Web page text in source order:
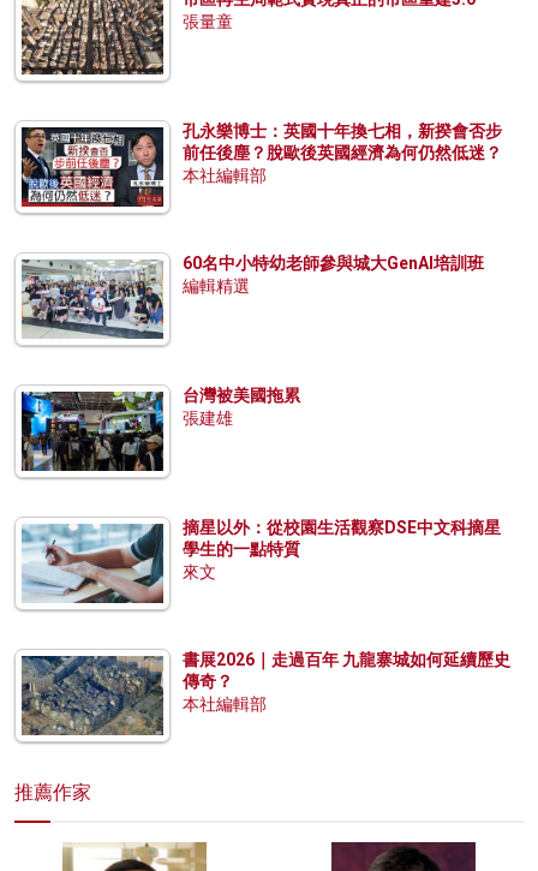
張量童
孔永樂博士：英國十年換七相，新揆會否步
前任後塵？脫歐後英國經濟為何仍然低迷？
本社編輯部
60名中小特幼老師參與城大GenAI培訓班
編輯精選
台灣被美國拖累
張建雄
摘星以外：從校園生活觀察DSE中文科摘星
學生的一點特質
來文
書展2026｜走過百年 九龍寨城如何延續歷史
傳奇？
本社編輯部
推薦作家